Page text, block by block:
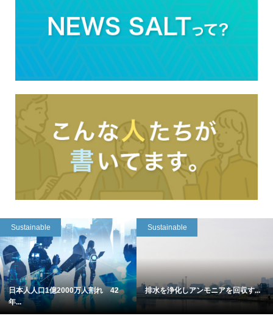
Sustainable
日本人人口1億2000万人割れ 42
年...
Sustainable
排水を浄化しアンモニアを回収す...